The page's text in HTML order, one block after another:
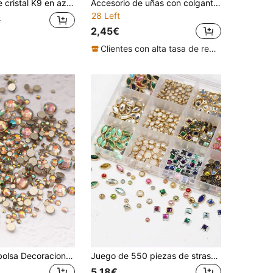
para arte de uñas DIY, manualidades de joyería, 12 tamaños disponibles, suministros para arte de uñas, decoraciones de uñas, gemas de uñas, dijes de uñas
Accesorio de uñas con colgante de cabeza de pequeño fantasma lindo en forma de corazón rosa, decoración de arte de uñas divertida de Halloween con strass
28 Left
2,45€
Clientes con alta tasa de repetición
1440 piezas/bolsa Decoraciones de arte de uñas, Rhinestones de base dorada de vidrio plano, Piedra lunar azul, Ámbar y Aurora Boreal (Ab) Colores, Tamaños mixtos (Ss3-Ss20) Encantos de uñas DIY Gemas de uñas Suministros de uñas Juego de 550 piezas de strass para arte de uñas - 12 estilos de pegatinas para uñas, base de metal dorado/plateado, joyería de uñas 3D, mini perlas y cristales, adecuado para uñas acrílicas DIY | Gemas y perlas redondas y cuadradas de grado de salón, suministros de arte de uñas DIY, dijes para uñas